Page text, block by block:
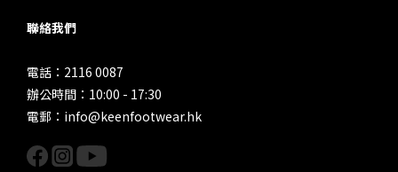
聯絡我們
電話：2116 0087
辦公時間：10:00 - 17:30
電郵：info@keenfootwear.hk